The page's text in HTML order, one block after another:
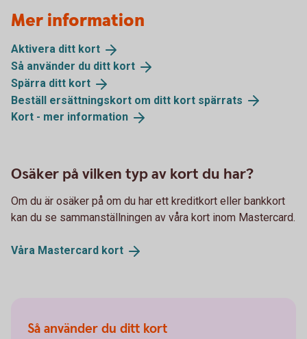
Mer information
Aktivera ditt kort
Så använder du ditt kort
Spärra ditt kort
Beställ ersättningskort om ditt kort spärrats
Kort - mer information
Osäker på vilken typ av kort du har?
Om du är osäker på om du har ett kreditkort eller bankkort
kan du se sammanställningen av våra kort inom Mastercard.
Våra Mastercard kort
Så använder du ditt kort